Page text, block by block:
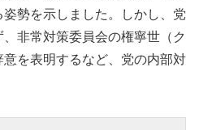
勢を示しました。しかし、党
非常対策委員会の権寧世（ク
を表明するなど、党の内部対